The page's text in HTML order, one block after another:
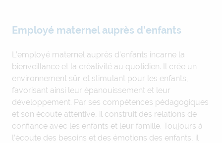
Employé maternel auprès d’enfants
L’employé maternel auprès d’enfants incarne la
bienveillance et la créativité au quotidien. Il crée un
environnement sûr et stimulant pour les enfants,
favorisant ainsi leur épanouissement et leur
développement. Par ses compétences pédagogiques
et son écoute attentive, il construit des relations de
confiance avec les enfants et leur famille. Toujours à
l’écoute des besoins et des émotions des enfants, il